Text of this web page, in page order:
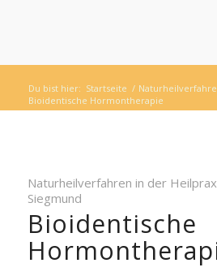
Du bist hier: Startseite /
Bioidentische Hormontherapie
Naturheilverfahren in der
Siegmund
Bioidentische